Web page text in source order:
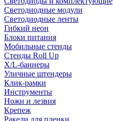
Светодиодные модули
Светодиодные ленты
Гибкий неон
Блоки питания
Мобильные стенды
Стенды Roll Up
X/L-баннеры
Уличные штендеры
Клик-рамки
Инструменты
Ножи и лезвия
Крепеж
Ракели для пленки